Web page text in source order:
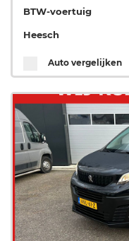
BTW-voertuig
Heesch
Auto vergelijken